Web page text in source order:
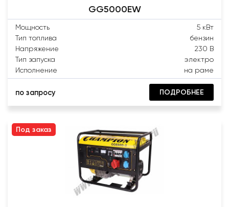
GG5000EW
Мощность
5 кВт
Тип топлива
бензин
Напряжение
230 В
Тип запуска
электро
Исполнение
на раме
по запросу ПОДРОБНЕЕ
Под заказ